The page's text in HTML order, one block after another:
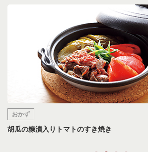
おかず
あっさり大根のフライ